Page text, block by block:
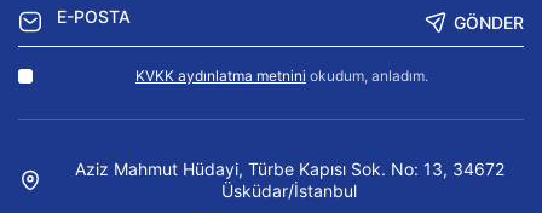
GÖNDER
KVKK aydınlatma metnini okudum, anladım.
Aziz Mahmut Hüdayi, Türbe Kapısı Sok. No: 13, 34672
Üsküdar/İstanbul